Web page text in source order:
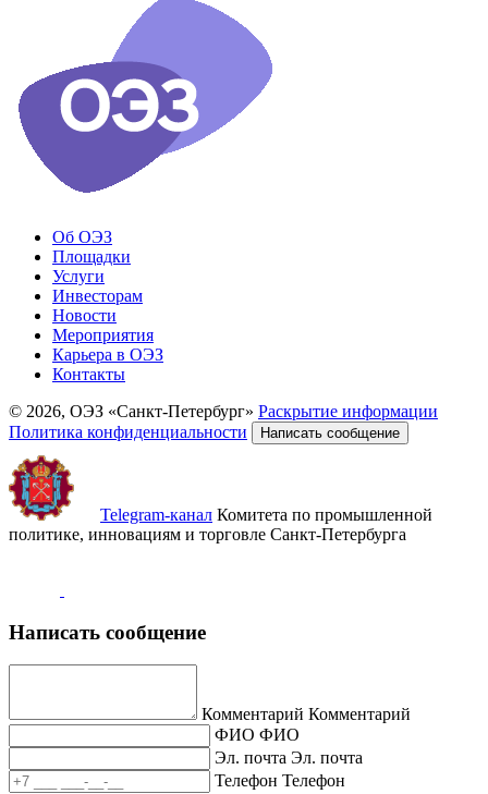
Об ОЭЗ
Площадки
Услуги
Инвесторам
Новости
Мероприятия
Карьера в ОЭЗ
Контакты
© 2026, ОЭЗ «Санкт-Петербург» Раскрытие информации
Политика конфиденциальности
Написать сообщение
Telegram-канал Комитета по промышленной
политике, инновациям и торговле Санкт-Петербурга
Написать сообщение
Комментарий Комментарий
ФИО ФИО
Эл. почта Эл. почта
Телефон Телефон